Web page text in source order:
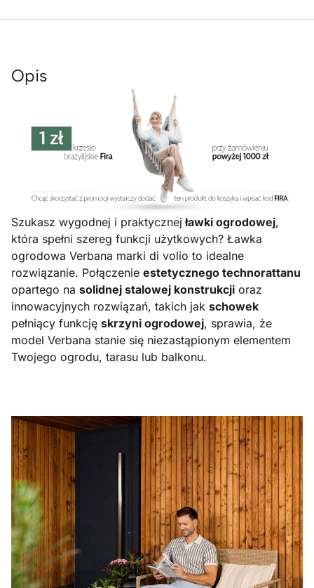
Opis
Szukasz wygodnej i praktycznej ławki ogrodowej,
która spełni szereg funkcji użytkowych? Ławka
ogrodowa Verbana marki di volio to idealne
rozwiązanie. Połączenie estetycznego technorattanu
opartego na solidnej stalowej konstrukcji oraz
innowacyjnych rozwiązań, takich jak schowek
pełniący funkcję skrzyni ogrodowej, sprawia, że
model Verbana stanie się niezastąpionym elementem
Twojego ogrodu, tarasu lub balkonu.